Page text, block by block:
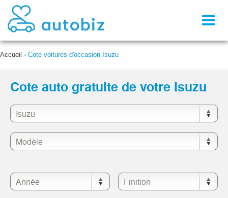
Accueil › Cote voitures d'occasion Isuzu
Cote auto gratuite de votre Isuzu